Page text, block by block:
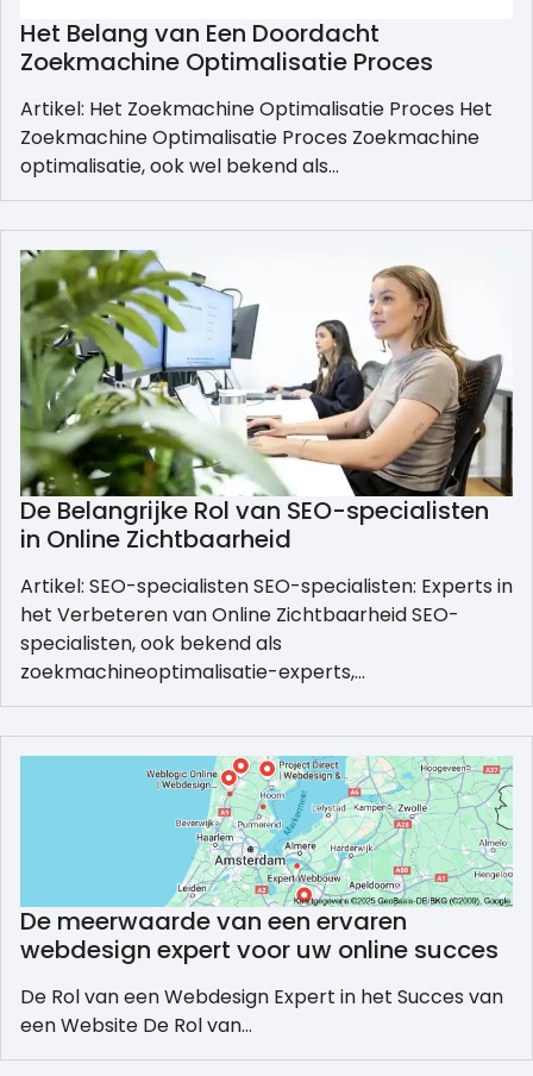
Het Belang van Een Doordacht
Zoekmachine Optimalisatie Proces
Artikel: Het Zoekmachine Optimalisatie Proces Het
Zoekmachine Optimalisatie Proces Zoekmachine
optimalisatie, ook wel bekend als…
De Belangrijke Rol van SEO-specialisten
in Online Zichtbaarheid
Artikel: SEO-specialisten SEO-specialisten: Experts in
het Verbeteren van Online Zichtbaarheid SEO-
specialisten, ook bekend als
zoekmachineoptimalisatie-experts,…
De meerwaarde van een ervaren
webdesign expert voor uw online succes
De Rol van een Webdesign Expert in het Succes van
een Website De Rol van…